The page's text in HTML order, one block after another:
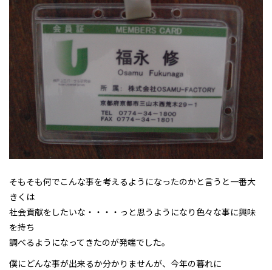
そもそも何でこんな事を考えるようになったのかと言うと一番大
きくは
社会貢献をしたいな・・・・っと思うようになり色々な事に興味
を持ち
調べるようになってきたのが発端でした。
僕にどんな事が出来るか分かりませんが、今年の暮れに